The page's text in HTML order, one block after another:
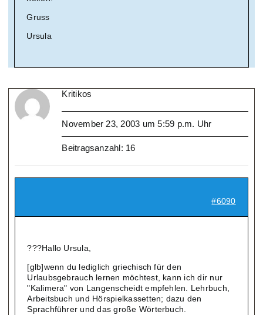
Gruss
Ursula
Kritikos
November 23, 2003 um 5:59 p.m. Uhr
Beitragsanzahl: 16
#6090
???Hallo Ursula,
[glb]wenn du lediglich griechisch für den
Urlaubsgebrauch lernen möchtest, kann ich dir nur
"Kalimera" von Langenscheidt empfehlen. Lehrbuch,
Arbeitsbuch und Hörspielkassetten; dazu den
Sprachführer und das große Wörterbuch.